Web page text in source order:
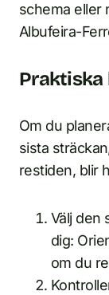
schema eller
Albufeira-
Praktiska
Om du
sista
restiden, blir
Välj den
dig:
om du